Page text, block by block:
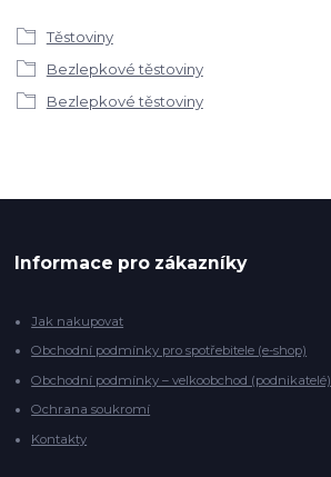
Těstoviny
Bezlepkové těstoviny
Bezlepkové těstoviny
Informace pro zákazníky
Jak nakupovat
Obchodní podmínky pro spotřebitele (e-shop)
Obchodní podmínky – velkoobchod (podnikatelé)
Ochrana soukromí
Kontakty